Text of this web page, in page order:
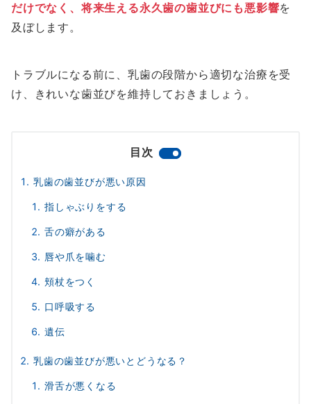
だけでなく、将来生える永久歯の歯並びにも悪影響を
及ぼします。
トラブルになる前に、乳歯の段階から適切な治療を受
け、きれいな歯並びを維持しておきましょう。
目次
乳歯の歯並びが悪い原因
指しゃぶりをする
舌の癖がある
唇や爪を噛む
頬杖をつく
口呼吸する
遺伝
乳歯の歯並びが悪いとどうなる？
滑舌が悪くなる